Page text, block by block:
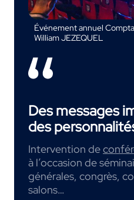
Événement annuel
William JEZEQUEL
Des messages
des
Intervention de
à l’occasion de
générales, congrès,
salons…